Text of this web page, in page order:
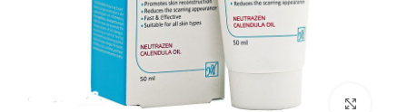
بزرگنمایی تصویر